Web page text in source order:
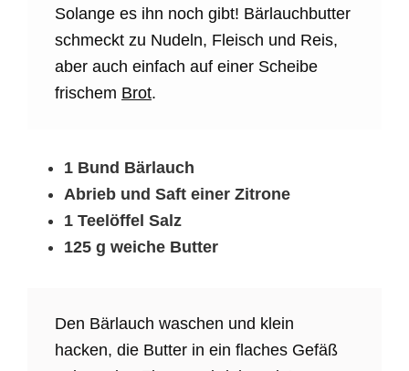
Solange es ihn noch gibt! Bärlauchbutter
schmeckt zu Nudeln, Fleisch und Reis,
aber auch einfach auf einer Scheibe
frischem Brot.
1 Bund Bärlauch
Abrieb und Saft einer Zitrone
1 Teelöffel Salz
125 g weiche Butter
Den Bärlauch waschen und klein
hacken, die Butter in ein flaches Gefäß